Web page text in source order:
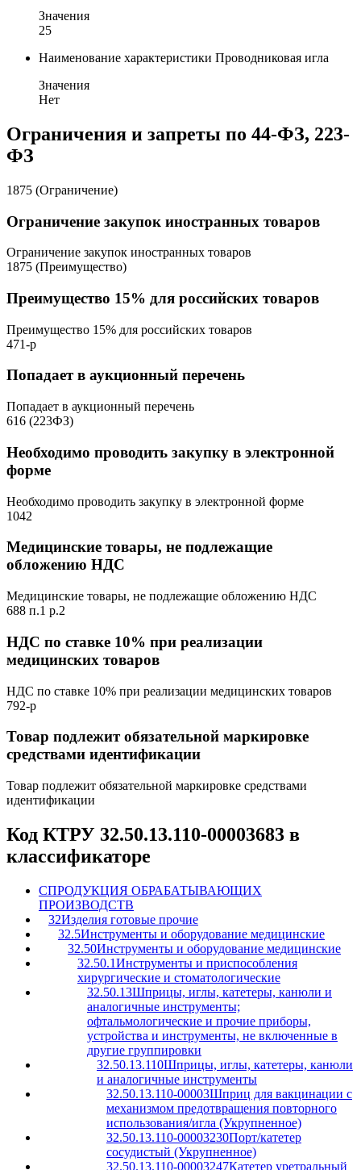
Значения
25
Наименование характеристики Проводниковая игла
Значения
Нет
Ограничения и запреты по 44-ФЗ, 223-
ФЗ
1875 (Ограничение)
Ограничение закупок иностранных товаров
Ограничение закупок иностранных товаров
1875 (Преимущество)
Преимущество 15% для российских товаров
Преимущество 15% для российских товаров
471-р
Попадает в аукционный перечень
Попадает в аукционный перечень
616 (223ФЗ)
Необходимо проводить закупку в электронной
форме
Необходимо проводить закупку в электронной форме
1042
Медицинские товары, не подлежащие
обложению НДС
Медицинские товары, не подлежащие обложению НДС
688 п.1 р.2
НДС по ставке 10% при реализации
медицинских товаров
НДС по ставке 10% при реализации медицинских товаров
792-р
Товар подлежит обязательной маркировке
средствами идентификации
Товар подлежит обязательной маркировке средствами
идентификации
Код КТРУ 32.50.13.110-00003683 в
классификаторе
CПРОДУКЦИЯ ОБРАБАТЫВАЮЩИХ
ПРОИЗВОДСТВ
32Изделия готовые прочие
32.5Инструменты и оборудование медицинские
32.50Инструменты и оборудование медицинские
32.50.1Инструменты и приспособления
хирургические и стоматологические
32.50.13Шприцы, иглы, катетеры, канюли и
аналогичные инструменты;
офтальмологические и прочие приборы,
устройства и инструменты, не включенные в
другие группировки
32.50.13.110Шприцы, иглы, катетеры, канюли
и аналогичные инструменты
32.50.13.110-00003Шприц для вакцинации с
механизмом предотвращения повторного
использования/игла (Укрупненное)
32.50.13.110-00003230Порт/катетер
сосудистый (Укрупненное)
32.50.13.110-00003247Катетер уретральный